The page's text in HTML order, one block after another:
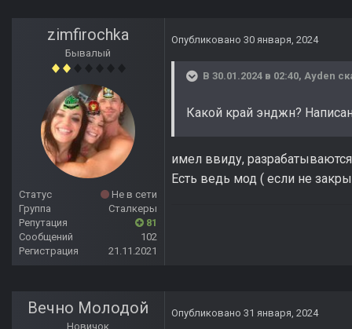
zimfirochka
Бывалый
Статус
Не в сети
Группа
Сталкеры
Репутация
81
Сообщений
102
Регистрация
21.11.2021
Опубликовано 30 января, 2024
В 30.01.2024 в 02:40, Ayden
Какой край энджн?
имел ввиду,
Есть ведь мод ( если не
Вечно Молодой
Новичок
Опубликовано 31 января, 2024